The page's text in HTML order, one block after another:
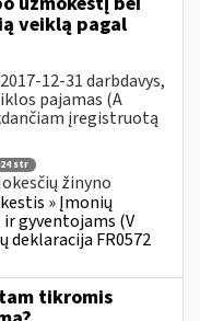
veiklą pagal
12-31 darbdavys,
pajamas (A
įregistruotą
str
žinyno
» Įmonių
gyventojams (V
deklaracija FR0572
tikromis